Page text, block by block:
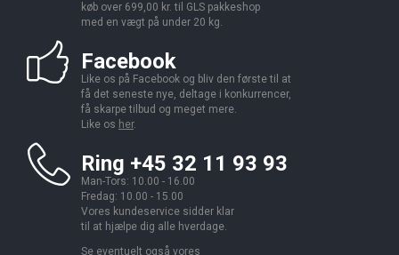
køb over 699,00 kr. til GLS pakkeshop
med en vægt på under 20 kg.
Facebook
Like os på Facebook og bliv den første til at
få det seneste nye, deltage i konkurrencer,
få skarpe tilbud og meget mere.
Like os her.
Ring +45 32 11 93 93
Man-Tors: 10.00 - 16.00
Fredag: 10.00 - 15.00
Vores kundeservice sidder klar
til at hjælpe dig alle hverdage.
Se eventuelt også vores